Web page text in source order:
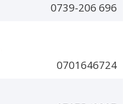
0739-206 696
0701646724